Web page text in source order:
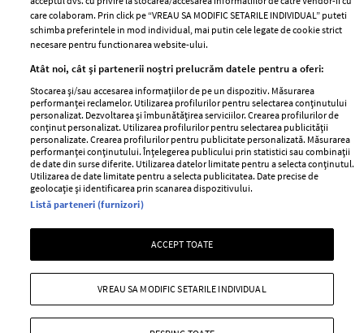
Abonamente
GSP
Unica
Baby
Retete
femei
Viva
Avantaje
Retete practice
Pariază responsabil! Decizia ONJN nr. 821/25.09.2025.
Jocurile de noroc sunt interzise minorilor.
Copyright © 2026 Ringier Romania SRL
care colaboram. Prin click pe “VREAU SA MODIFIC SETARILE INDIVIDUAL” puteti
schimba preferintele in mod individual, mai putin cele legate de cookie strict
necesare pentru functionarea website-ului.
Atât noi, cât și partenerii noștri prelucrăm datele pentru a oferi:
Stocarea și/sau accesarea informațiilor de pe un dispozitiv. Măsurarea
performanței reclamelor. Utilizarea profilurilor pentru selectarea conținutului
personalizat. Dezvoltarea și îmbunătățirea serviciilor. Crearea profilurilor de
conținut personalizat. Utilizarea profilurilor pentru selectarea publicității
personalizate. Crearea profilurilor pentru publicitate personalizată. Măsurarea
performanței conținutului. Înțelegerea publicului prin statistici sau combinații
de date din surse diferite. Utilizarea datelor limitate pentru a selecta conținutul.
Utilizarea de date limitate pentru a selecta publicitatea. Date precise de
geolocație și identificarea prin scanarea dispozitivului.
Listă parteneri (furnizori)
ACCEPT TOATE
VREAU SA MODIFIC SETARILE INDIVIDUAL